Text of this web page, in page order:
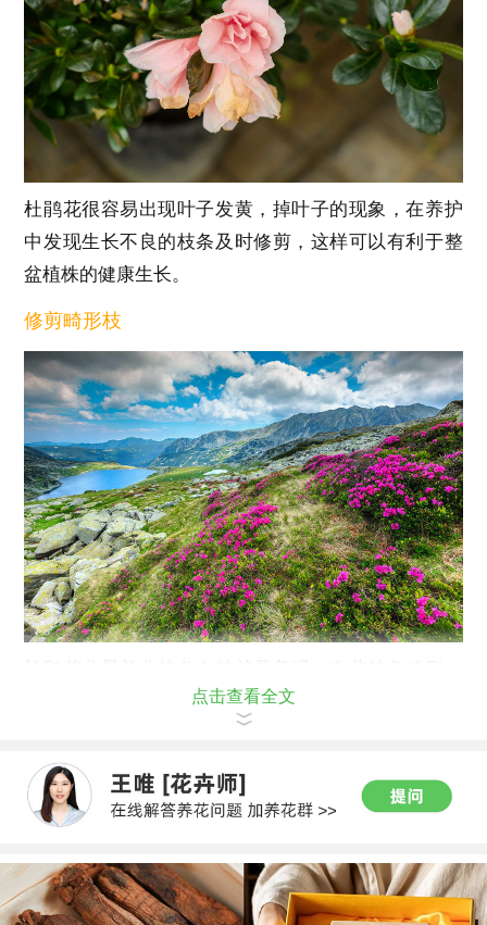
杜鹃花很容易出现叶子发黄，掉叶子的现象，在养护
中发现生长不良的枝条及时修剪，这样可以有利于整
盆植株的健康生长。
修剪畸形枝
会影响植株的健康生长，有些还会影响美观。
点击查看全文